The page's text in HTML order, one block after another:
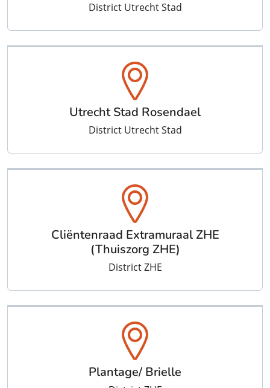
District Utrecht Stad
Utrecht Stad Rosendael
District Utrecht Stad
Cliëntenraad Extramuraal ZHE
(Thuiszorg ZHE)
District ZHE
Plantage/ Brielle